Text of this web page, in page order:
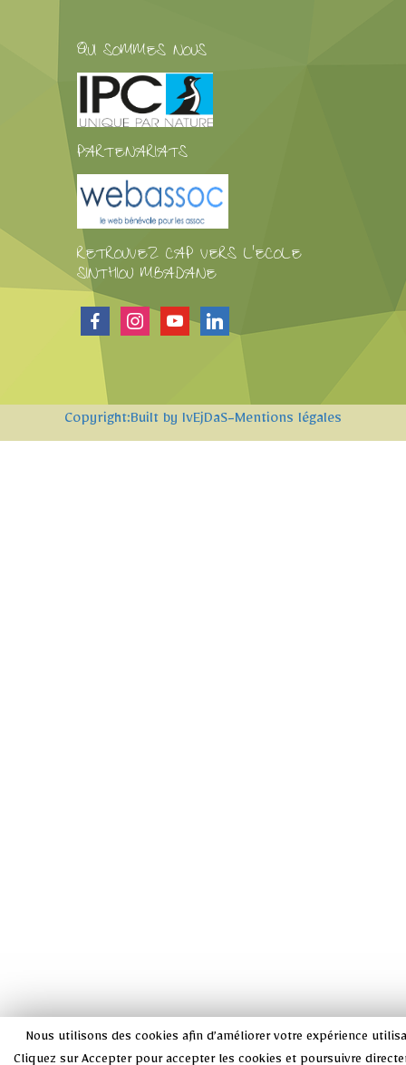
QUI SOMMES NOUS
PARTENARIATS
RETROUVEZ CAP VERS L'ECOLE
SINTHIOU MBADANE
facebookinstagramyoutubelinkedin
Copyright:Built by IvEjDaS-Mentions légales
Nous utilisons des cookies afin d’améliorer votre expérience
Cliquez sur Accepter pour accepter les cookies et poursuivre